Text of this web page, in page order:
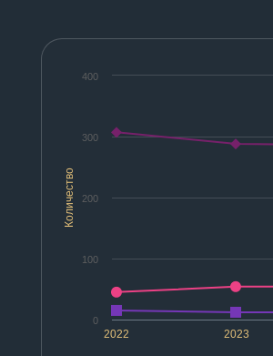
Количество
2022 2023
0
100
200
300
400